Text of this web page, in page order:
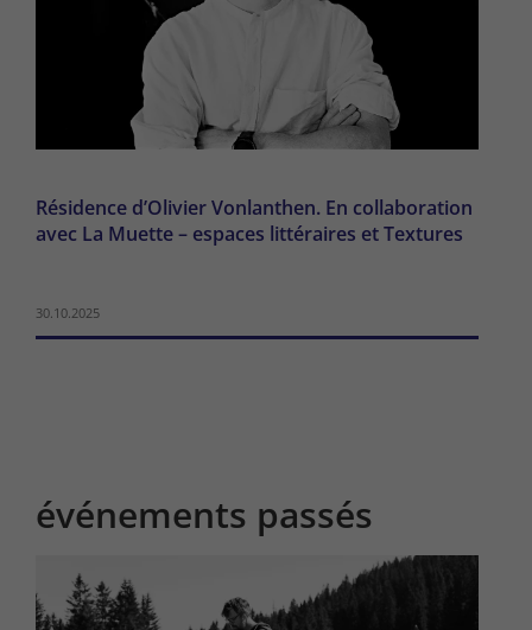
Résidence d’Olivier Vonlanthen. En collaboration
avec La Muette – espaces littéraires et Textures
30.10.2025
événements passés